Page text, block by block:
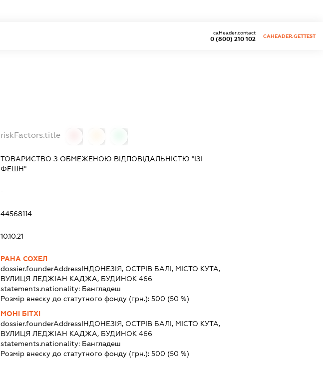
0 (800) 210 102
caHeader.contact
CAHEADER.GETTEST
riskFactors.title
ТОВАРИСТВО З ОБМЕЖЕНОЮ ВІДПОВІДАЛЬНІСТЮ "ІЗІ
ФЕШН"
-
44568114
10.10.21
РАНА СОХЕЛ
dossier.founderAddressІНДОНЕЗІЯ, ОСТРІВ БАЛІ, МІСТО КУТА,
ВУЛИЦЯ ЛЕДЖІАН КАДЖА, БУДИНОК 466
statements.nationality: Бангладеш
Розмір внеску до статутного фонду (грн.):500 (50 %)
МОНІ БІТХІ
dossier.founderAddressІНДОНЕЗІЯ, ОСТРІВ БАЛІ, МІСТО КУТА,
ВУЛИЦЯ ЛЕДЖІАН КАДЖА, БУДИНОК 466
statements.nationality: Бангладеш
Розмір внеску до статутного фонду (грн.):500 (50 %)